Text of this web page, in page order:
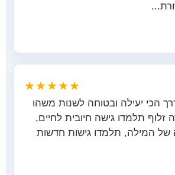
★★★★★
הכי יעילה ובטוחה לשנות משהו
זלוף תלמדו גישה חיובית לחיים,
של המילה, תלמדו גישות חדשות